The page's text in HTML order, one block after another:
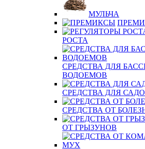
МУЛЬЧА
РОСТА
СРЕДСТВА ДЛЯ
ВОДОЕМОВ
СРЕДСТВА ДЛЯ
СРЕДСТВА ОТ
ОТ ГРЫЗУНОВ